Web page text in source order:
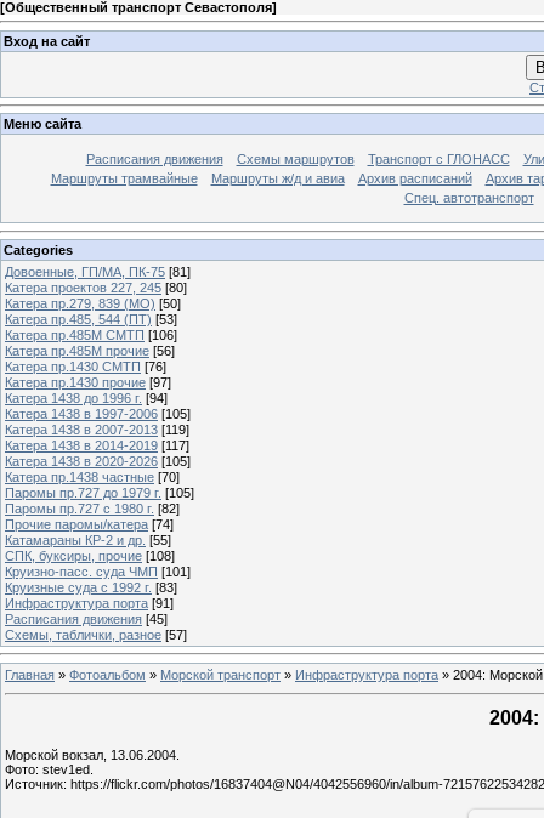
[Общественный транспорт Севастополя]
Вход на сайт
Меню сайта
Расписания движения Схемы маршрутов Транспорт с ГЛОНАСС
Маршруты трамвайные
Маршруты ж/д и авиа Архив расписаний
Архив
Спец. автотранспорт
Categories
Довоенные, ГП/МА, ПК-75 [81]
Катера проектов 227, 245 [80]
Катера пр.279, 839 (МО) [50]
Катера пр.485, 544 (ПТ) [53]
Катера пр.485М СМТП [106]
Катера пр.485М прочие [56]
Катера пр.1430 СМТП [76]
Катера пр.1430 прочие [97]
Катера 1438 до 1996 г. [94]
Катера 1438 в 1997-2006 [105]
Катера 1438 в 2007-2013 [119]
Катера 1438 в 2014-2019 [117]
Катера 1438 в 2020-2026 [105]
Катера пр.1438 частные [70]
Паромы пр.727 до 1979 г. [105]
Паромы пр.727 с 1980 г. [82]
Прочие паромы/катера [74]
Катамараны КР-2 и др. [55]
СПК, буксиры, прочие [108]
Круизно-пасс. суда ЧМП [101]
Круизные суда с 1992 г. [83]
Инфраструктура порта [91]
Расписания движения [45]
Схемы, таблички, разное [57]
Главная » Фотоальбом » Морской транспорт » Инфраструктура порта » 2004: Морской
Морской вокзал, 13.06.2004.
Фото: stev1ed.
Источник: https://flickr.com/photos/16837404@N04/4042556960/in/album-